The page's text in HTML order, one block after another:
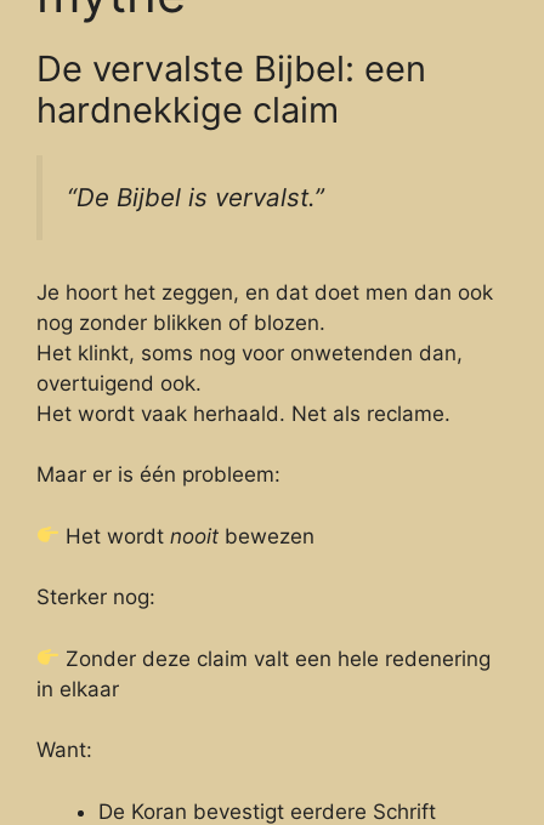
De vervalste Bijbel: een
hardnekkige claim
“De Bijbel is vervalst.”
Je hoort het zeggen, en dat doet men dan ook
nog zonder blikken of blozen.
Het klinkt, soms nog voor onwetenden dan,
overtuigend ook.
Het wordt vaak herhaald. Net als reclame.
Maar er is één probleem:
Het wordtnooit bewezen
Sterker nog:
Zonder deze claim valt een hele redenering
in elkaar
Want:
De Koran bevestigt eerdere Schrift